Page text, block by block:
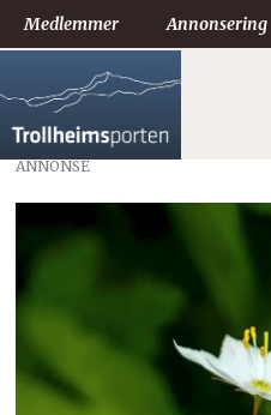
Medlemmer Annonsering
ANNONSE